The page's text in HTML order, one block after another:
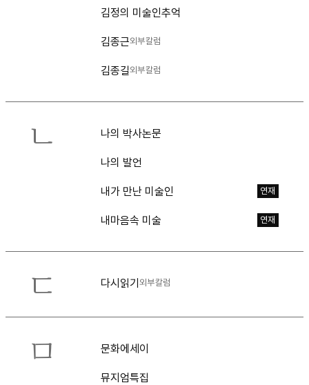
김정의 미술인추억
김종근외부칼럼
김종길외부칼럼
ㄴ 나의 박사논문
나의 발언
내가 만난 미술인 연재
내마음속 미술 연재
ㄷ 다시읽기외부칼럼
ㅁ 문화에세이
뮤지엄특집